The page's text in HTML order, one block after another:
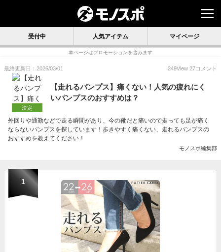
受付中 人気アイテム マイページ
本ページはプロモーションを含みます
最終更新日：2026/03/01 249View 27コメント
決定
【走れるパンプス】痛くない！人気の疲れにく
いパンプスのおすすめは？
外回りや通勤などで走る瞬間があり、今の靴だと痛いので走っても足が痛く
ならないパンプスを探しています！歩きやすく痛くない、走れるパンプスの
おすすめを教えてください！
モノスポ編集部
1